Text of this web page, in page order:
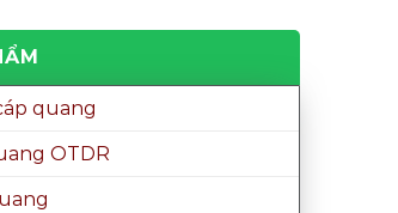
quang
OTDR